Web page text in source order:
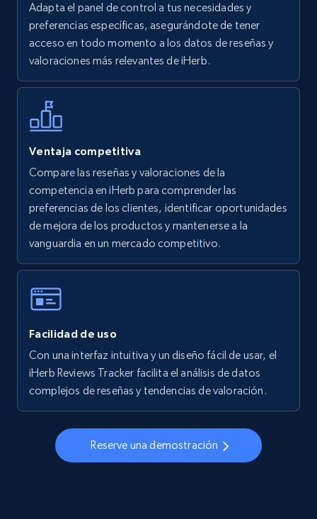
URL, Final price, Sku, Currency, Gtin,
Specifications, Image urls, Top reviews, and
more.
5.6K+ 875+ Comenzar ahora
Walmart - products - Find new products by
using specific category URL
URL, Final price, Sku, Currency, Gtin,
Specifications, Image urls, Top reviews, and
more.
5.6K+ 875+ Comenzar ahora
Walmart - products - Collects products by
specific keywords
URL, Final price, Sku, Currency, Gtin,
Specifications, Image urls, Top reviews, and
more.
5.6K+ 875+ Comenzar ahora
Adapta el panel de control a tus necesidades y
preferencias específicas, asegurándote de tener
acceso en todo momento a los datos de reseñas y
valoraciones más relevantes de iHerb.
Ventaja competitiva
Compare las reseñas y valoraciones de la
competencia en iHerb para comprender las
preferencias de los clientes, identificar oportunidades
de mejora de los productos y mantenerse a la
vanguardia en un mercado competitivo.
Facilidad de uso
Con una interfaz intuitiva y un diseño fácil de usar, el
iHerb Reviews Tracker facilita el análisis de datos
complejos de reseñas y tendencias de valoración.
Reserve una demostración